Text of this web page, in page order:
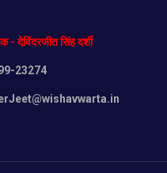
-देविंदरजीतसिंहदर्शी
23274